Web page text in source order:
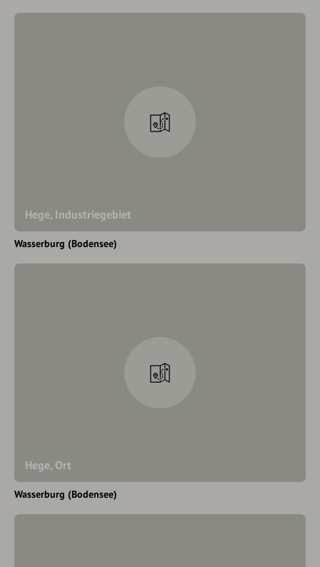
Hege, Industriegebiet
Wasserburg (Bodensee)
Hege, Ort
Wasserburg (Bodensee)